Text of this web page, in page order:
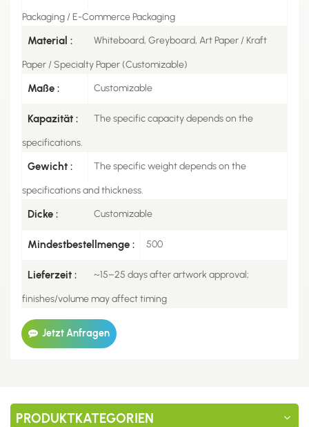
Packaging / E-Commerce Packaging
Material : Whiteboard, Greyboard, Art Paper / Kraft
Paper / Specialty Paper (Customizable)
Maße : Customizable
Kapazität : The specific capacity depends on the
specifications.
Gewicht : The specific weight depends on the
specifications and thickness.
Dicke : Customizable
Mindestbestellmenge : 500
Lieferzeit : ~15–25 days after artwork approval;
finishes/volume may affect timing
Jetzt Anfragen
PRODUKTKATEGORIEN